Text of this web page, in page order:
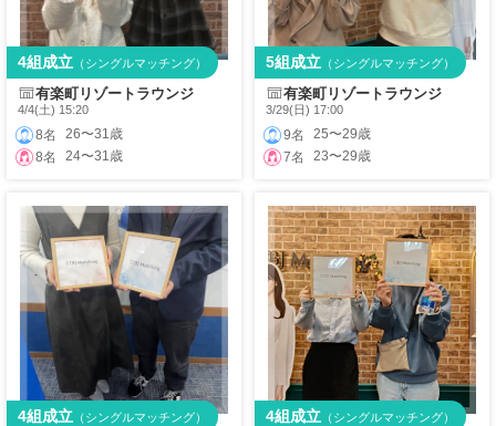
有楽町リゾートラウンジ
4/4(土) 15:20
8名
26〜31歳
8名
24〜31歳
4組成立 （シングルマッチング）
有楽町リゾートラウンジ
3/29(日) 17:00
9名
25〜29歳
7名
23〜29歳
5組成立 （シングルマッチング）
4組成立 （シングルマッチング） 4組成立 （シングルマッチング）